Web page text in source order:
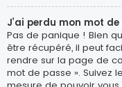
J’ai perdu mon mot
Pas de panique ! Bien
être récupéré, il peut
rendre sur la page de
mot de passe ». Suivez